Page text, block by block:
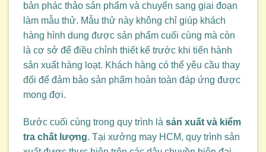
bản phác thảo sản phẩm và chuyển sang giai đoạn
làm mẫu thử. Mẫu thử này không chỉ giúp khách
hàng hình dung được sản phẩm cuối cùng mà còn
là cơ sở để điều chỉnh thiết kế trước khi tiến hành
sản xuất hàng loạt. Khách hàng có thể yêu cầu thay
đổi để đảm bảo sản phẩm hoàn toàn đáp ứng được
mong đợi.
Bước cuối cùng trong quy trình là sản xuất và kiểm
tra chất lượng. Tại xưởng may HCM, quy trình sản